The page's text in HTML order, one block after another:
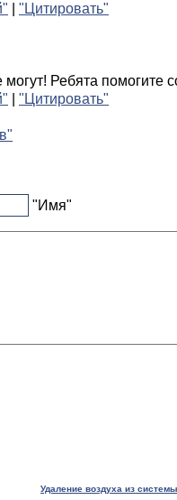
"Цитировать"
Ребята помогите
"Цитировать"
"Имя"
Удаление воздуха из системы